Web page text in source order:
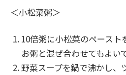
＜小松菜粥＞
10倍粥に小松菜のペースト
お粥と混ぜ合わせてもよい
野菜スープを鍋で沸かし、